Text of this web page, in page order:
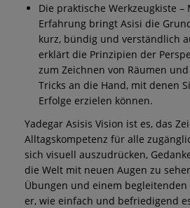
Die praktische Werkzeugkiste
Erfahrung bringt Asisi die
kurz, bündig und verständlich
erklärt die Prinzipien der
zum Zeichnen von Räumen
Tricks an die Hand, mit denen
Erfolge erzielen können.
Yadegar Asisis Vision ist es, das
Alltagskompetenz für alle
sich visuell auszudrücken,
die Welt mit neuen Augen zu
Übungen und einem begleitenden
er, wie einfach und befriedigend